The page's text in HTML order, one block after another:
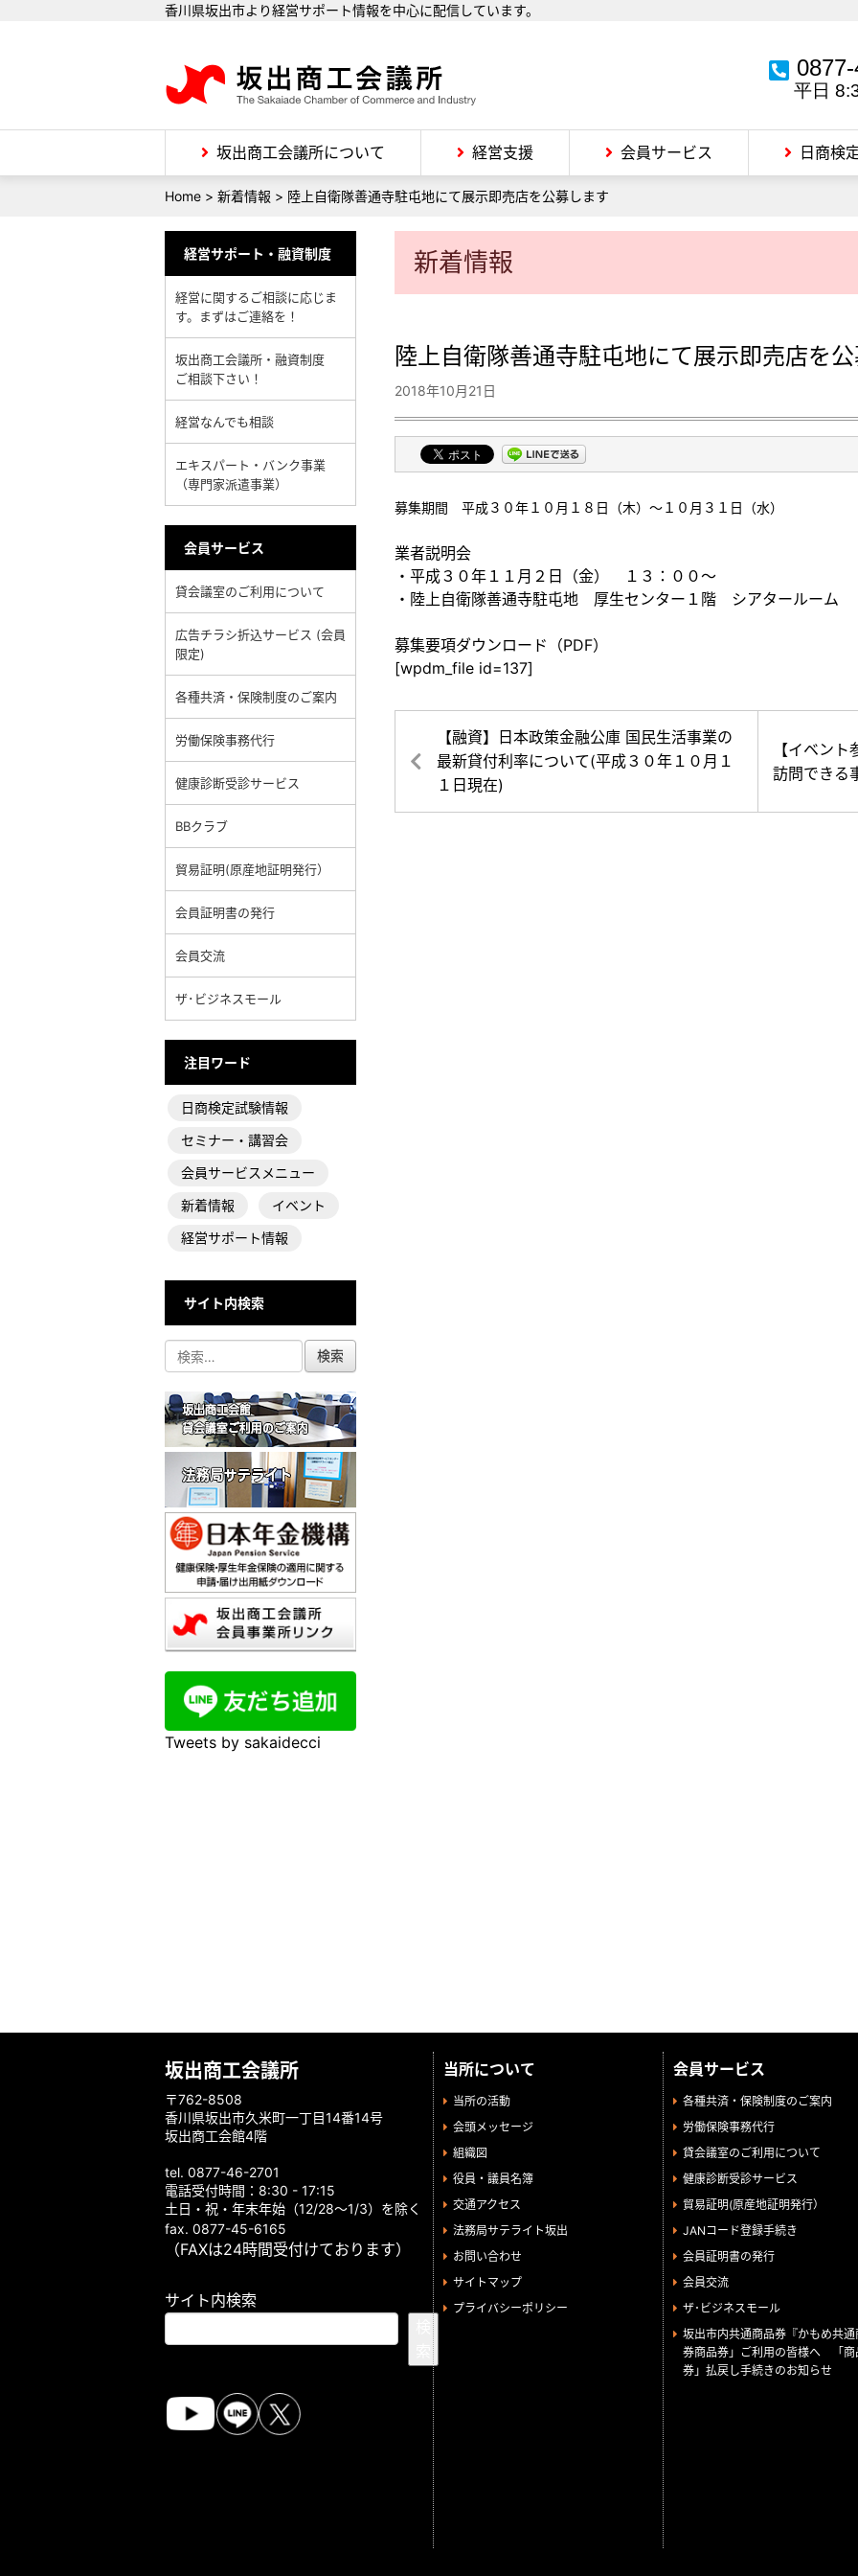
香川県坂出市より経営サポート情報を中心に配信しています。
平日
坂出商工会議所について 経営支援 会員サービス 日商検
Home > 新着情報 > 陸上自衛隊善通寺駐屯地にて展示即売店を公募します
新着情報
陸上自衛隊善通寺駐屯地にて展示即売店を
2018年10月21日
募集期間 平成３０年１０月１８日（木）～１０月３１日（水）
業者説明会
・平成３０年１１月２日（金） １３：００～
・陸上自衛隊善通寺駐屯地 厚生センター１階 シアタールーム
募集要項ダウンロード（PDF）
[wpdm_file id=137]
【融資】日本政策金融公庫 国民生活事業の
最新貸付利率について(平成３０年１０月１
１日現在)
【イベン
訪問できる
経営サポート・融資制度
経営に関するご相談に応じま
す。まずはご連絡を！
坂出商工会議所・融資制度
ご相談下さい！
経営なんでも相談
エキスパート・バンク事業
（専門家派遣事業）
会員サービス
貸会議室のご利用について
広告チラシ折込サービス (会員
限定)
各種共済・保険制度のご案内
労働保険事務代行
健康診断受診サービス
BBクラブ
貿易証明(原産地証明発行）
会員証明書の発行
会員交流
ザ･ビジネスモール
注目ワード
日商検定試験情報
セミナー・講習会
会員サービスメニュー
新着情報
イベント
経営サポート情報
サイト内検索
Tweets by sakaidecci
坂出商工会議所
〒762-8508
香川県坂出市久米町一丁目14番14号
坂出商工会館4階
tel. 0877-46-2701
電話受付時間：8:30 - 17:15
土日・祝・年末年始（12/28～1/3）を除く
fax. 0877-45-6165
（FAXは24時間受付けております）
サイト内検索
当所について
当所の活動
会頭メッセージ
組織図
役員・議員名簿
交通アクセス
法務局サテライト坂出
お問い合わせ
サイトマップ
プライバシーポリシー
会員サービス
各種共済・保険制度のご案内
労働保険事務代行
貸会議室のご利用について
健康診断受診サービス
貿易証明(原産地証明発行）
JANコード登録手続き
会員証明書の発行
会員交流
ザ･ビジネスモール
坂出市内共通商品券『かもめ共通
券商品券」ご利用の皆様へ 「商
券」払戻し手続きのお知らせ